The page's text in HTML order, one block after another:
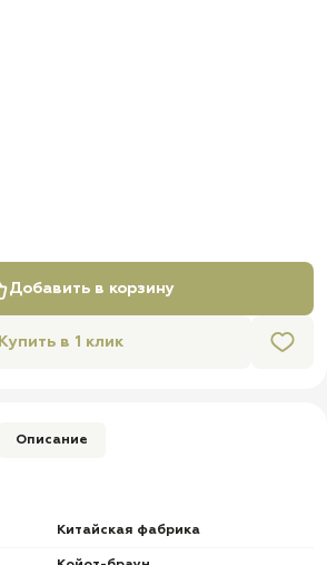
Добавить в корзину
Купить в 1 клик
Описание
Китайская фабрика